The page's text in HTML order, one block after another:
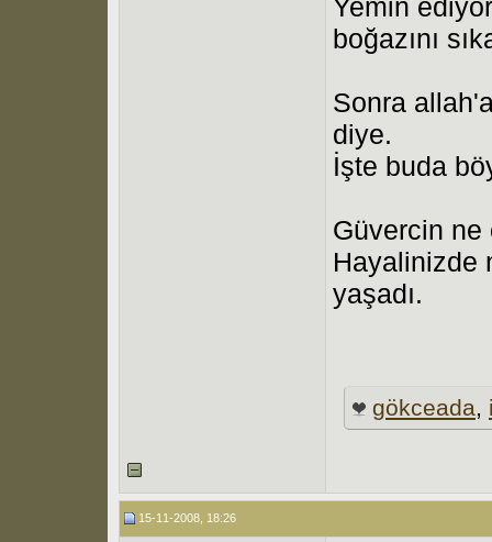
Yemin
boğazını
Sonra
diye.
İşte buda
Güvercin ne
Hayalinizde
yaşadı.
gökceada,
15-11-2008, 18:26